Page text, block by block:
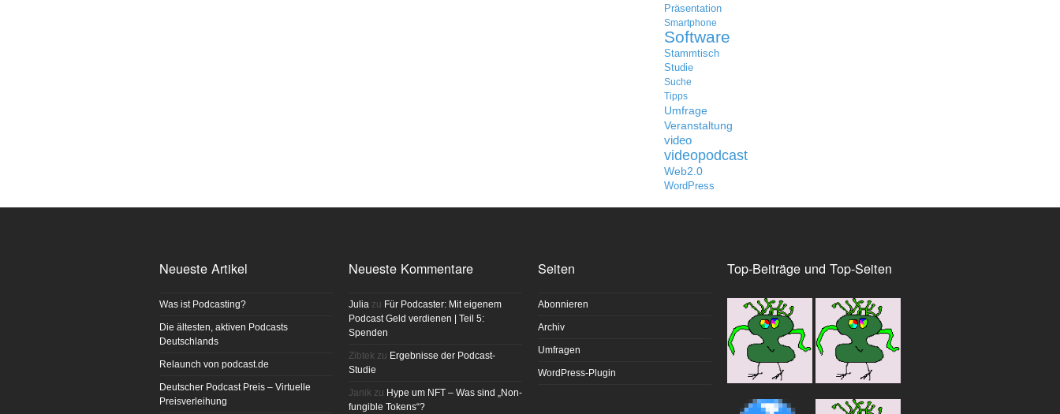
Präsentation
Smartphone
Software
Stammtisch
Studie
Suche
Tipps
Umfrage
Veranstaltung
video
videopodcast
Web2.0
WordPress
Neueste Artikel
Was ist Podcasting?
Die ältesten, aktiven Podcasts
Deutschlands
Relaunch von podcast.de
Deutscher Podcast Preis – Virtuelle
Preisverleihung
Neueste Kommentare
Julia zu Für Podcaster: Mit eigenem
Podcast Geld verdienen | Teil 5:
Spenden
Zibtek zu Ergebnisse der Podcast-
Studie
Janik zu Hype um NFT – Was sind „Non-
fungible Tokens“?
Seiten
Abonnieren
Archiv
Umfragen
WordPress-Plugin
Top-Beiträge und Top-Seiten